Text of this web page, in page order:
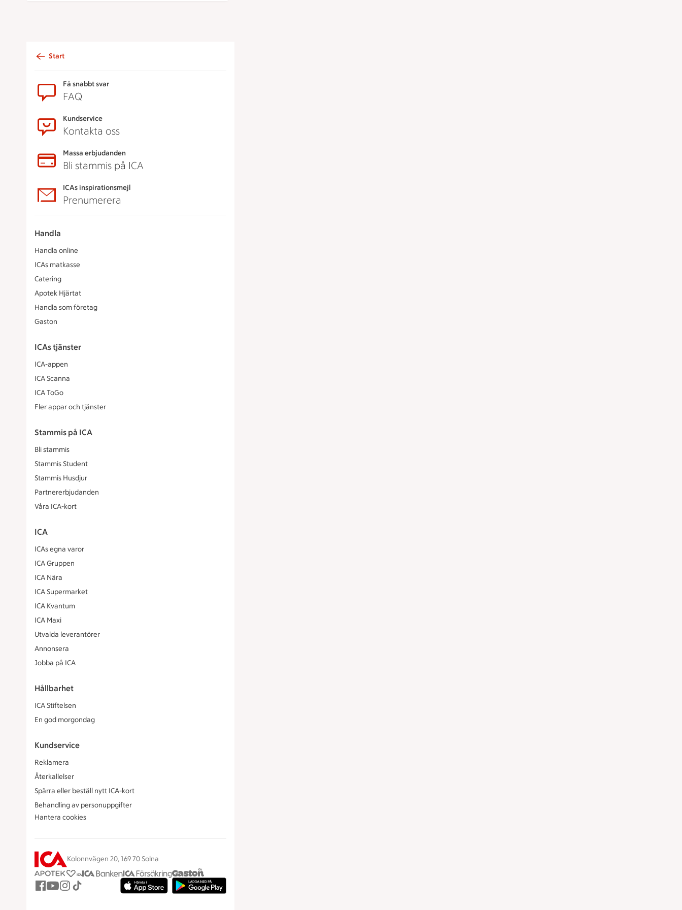
Start
Få snabbt svar
FAQ
Kundservice
Kontakta oss
Massa erbjudanden
Bli stammis på ICA
ICAs inspirationsmejl
Prenumerera
Handla
Handla online
ICAs matkasse
Catering
Apotek Hjärtat
Handla som företag
Gaston
ICAs tjänster
ICA-appen
ICA Scanna
ICA ToGo
Fler appar och tjänster
Stammis på ICA
Bli stammis
Stammis Student
Stammis Husdjur
Partnererbjudanden
Våra ICA-kort
ICA
ICAs egna varor
ICA Gruppen
ICA Nära
ICA Supermarket
ICA Kvantum
ICA Maxi
Utvalda leverantörer
Annonsera
Jobba på ICA
Hållbarhet
ICA Stiftelsen
En god morgondag
Kundservice
Reklamera
Återkallelser
Spärra eller beställ nytt ICA-kort
Behandling av personuppgifter
Hantera cookies
Kolonnvägen 20, 169 70 Solna